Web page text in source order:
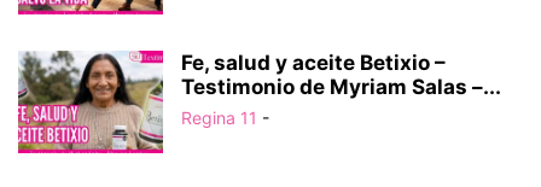
Fe, salud y aceite Betixio –
Testimonio de Myriam Salas –...
Regina 11 -